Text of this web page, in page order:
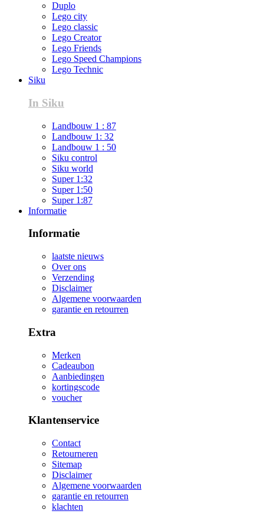
Duplo
Lego city
Lego classic
Lego Creator
Lego Friends
Lego Speed Champions
Lego Technic
Siku
In Siku
Landbouw 1 : 87
Landbouw 1: 32
Landbouw 1 : 50
Siku control
Siku world
Super 1:32
Super 1:50
Super 1:87
Informatie
Informatie
laatste nieuws
Over ons
Verzending
Disclaimer
Algemene voorwaarden
garantie en retourren
Extra
Merken
Cadeaubon
Aanbiedingen
kortingscode
voucher
Klantenservice
Contact
Retourneren
Sitemap
Disclaimer
Algemene voorwaarden
garantie en retourren
klachten